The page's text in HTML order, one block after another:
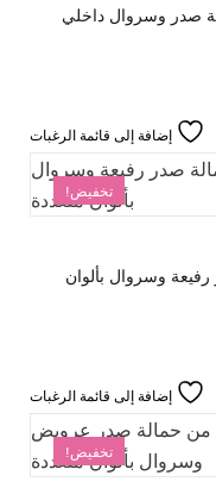
صدر وسروال داخلي
إضافة إلى قائمة الرغبات
تخفيض!
وسروال بألوان
إضافة إلى قائمة الرغبات
تخفيض!